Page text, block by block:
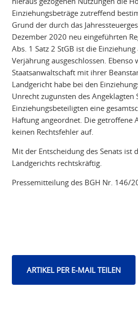
Einziehungsbeträge zutreffend
Grund der durch das
Dezember 2020 neu eingeführten
Abs. 1 Satz 2 StGB ist die
Verjährung ausgeschlossen. Ebenso
Staatsanwaltschaft mit ihrer
Landgericht habe bei den
Unrecht zugunsten des Angeklagten
Einziehungsbeteiligten eine
Haftung angeordnet. Die getroffene
keinen Rechtsfehler auf.
Mit der Entscheidung des Senats ist
Landgerichts rechtskräftig.
Pressemitteilung des BGH Nr. 146/
ARTIKEL PER E-MAIL TEILEN